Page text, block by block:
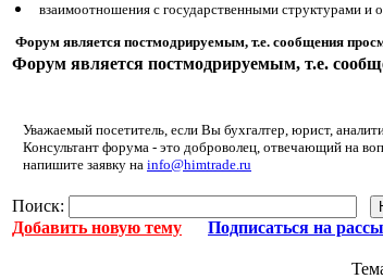
взаимоотношения с государственными структурами и
Форум является постмодрируемым, т.е. сообщения
Форум является постмодрируемым, т.е.
Уважаемый посетитель, если Вы бухгалтер, юрист,
Консультант форума - это доброволец, отвечающий на
напишите заявку на info@himtrade.ru
Поиск:
Добавить новую тему
Подписаться на